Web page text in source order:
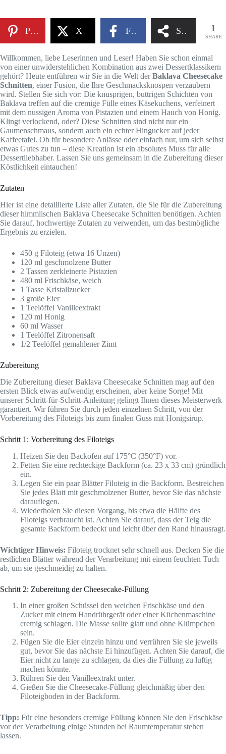
Pinterest X Facebook Share 1
SHARE
Willkommen, liebe Leserinnen und Leser! Haben Sie schon einmal
von einer unwiderstehlichen Kombination aus zwei Dessertklassikern
gehört? Heute entführen wir Sie in die Welt derBaklava Cheesecake
Schnitten, einer Fusion, die Ihre Geschmacksknospen verzaubern
wird. Stellen Sie sich vor: Die knusprigen, buttrigen Schichten von
Baklava treffen auf die cremige Fülle eines Käsekuchens, verfeinert
mit dem nussigen Aroma von Pistazien und einem Hauch von Honig.
Klingt verlockend, oder? Diese Schnitten sind nicht nur ein
Gaumenschmaus, sondern auch ein echter Hingucker auf jeder
Kaffeetafel. Ob für besondere Anlässe oder einfach nur, um sich selbst
etwas Gutes zu tun – diese Kreation ist ein absolutes Muss für alle
Dessertliebhaber. Lassen Sie uns gemeinsam in die Zubereitung dieser
Köstlichkeit eintauchen!
Zutaten
Hier ist eine detaillierte Liste aller Zutaten, die Sie für die Zubereitung
dieser himmlischen Baklava Cheesecake Schnitten benötigen. Achten
Sie darauf, hochwertige Zutaten zu verwenden, um das bestmögliche
Ergebnis zu erzielen.
450 g Filoteig (etwa 16 Unzen)
120 ml geschmolzene Butter
2 Tassen zerkleinerte Pistazien
480 ml Frischkäse, weich
1 Tasse Kristallzucker
3 große Eier
1 Teelöffel Vanilleextrakt
120 ml Honig
60 ml Wasser
1 Teelöffel Zitronensaft
1/2 Teelöffel gemahlener Zimt
Zubereitung
Die Zubereitung dieser Baklava Cheesecake Schnitten mag auf den
ersten Blick etwas aufwendig erscheinen, aber keine Sorge! Mit
unserer Schritt-für-Schritt-Anleitung gelingt Ihnen dieses Meisterwerk
garantiert. Wir führen Sie durch jeden einzelnen Schritt, von der
Vorbereitung des Filoteigs bis zum finalen Guss mit Honigsirup.
Schritt 1: Vorbereitung des Filoteigs
Heizen Sie den Backofen auf 175°C (350°F) vor.
Fetten Sie eine rechteckige Backform (ca. 23 x 33 cm) gründlich
ein.
Legen Sie ein paar Blätter Filoteig in die Backform. Bestreichen
Sie jedes Blatt mit geschmolzener Butter, bevor Sie das nächste
darauflegen.
Wiederholen Sie diesen Vorgang, bis etwa die Hälfte des
Filoteigs verbraucht ist. Achten Sie darauf, dass der Teig die
gesamte Backform bedeckt und leicht über den Rand hinausragt.
Wichtiger Hinweis: Filoteig trocknet sehr schnell aus. Decken Sie die
restlichen Blätter während der Verarbeitung mit einem feuchten Tuch
ab, um sie geschmeidig zu halten.
Schritt 2: Zubereitung der Cheesecake-Füllung
In einer großen Schüssel den weichen Frischkäse und den
Zucker mit einem Handrührgerät oder einer Küchenmaschine
cremig schlagen. Die Masse sollte glatt und ohne Klümpchen
sein.
Fügen Sie die Eier einzeln hinzu und verrühren Sie sie jeweils
gut, bevor Sie das nächste Ei hinzufügen. Achten Sie darauf, die
Eier nicht zu lange zu schlagen, da dies die Füllung zu luftig
machen könnte.
Rühren Sie den Vanilleextrakt unter.
Gießen Sie die Cheesecake-Füllung gleichmäßig über den
Filoteigboden in der Backform.
Tipp: Für eine besonders cremige Füllung können Sie den Frischkäse
vor der Verarbeitung einige Stunden bei Raumtemperatur stehen
lassen.